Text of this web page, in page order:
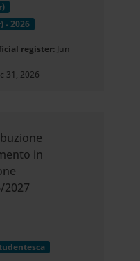
- 2026
register: Jun
31, 2026
in
2027